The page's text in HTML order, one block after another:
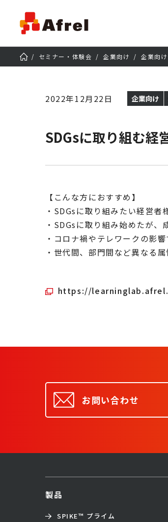
セミナー・体験会 企業向け 企業向
2022年12月22日 企業向け
SDGsに取り組む経
【こんな方におすすめ】
・SDGsに取り組みたい経営者
・SDGsに取り組み始めたが
・コロナ禍やテレワークの影
・世代間、部門間など異なる
https://
お問い合わせ
製品
SPIKE™ プライム